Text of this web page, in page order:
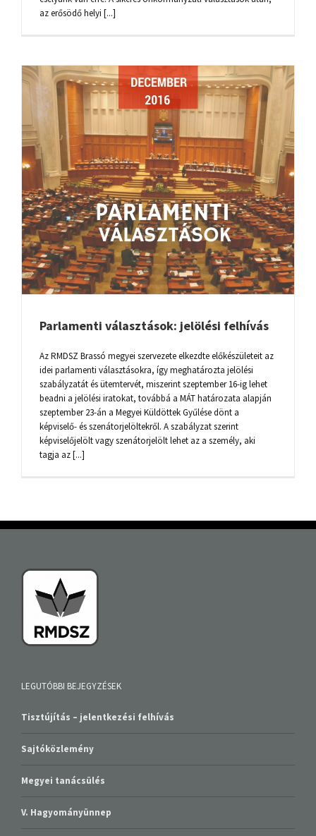
az erősödő helyi [...]
Parlamenti választások: jelölési felhívás
Az RMDSZ Brassó megyei szervezete elkezdte előkészületeit az
idei parlamenti választásokra, így meghatározta jelölési
szabályzatát és ütemtervét, miszerint szeptember 16-ig lehet
beadni a jelölési iratokat, továbbá a MÁT határozata alapján
szeptember 23-án a Megyei Küldöttek Gyűlése dönt a
képviselő- és szenátorjelöltekről. A szabályzat szerint
képviselőjelölt vagy szenátorjelölt lehet az a személy, aki
tagja az [...]
LEGUTÓBBI BEJEGYZÉSEK
Tisztújítás – jelentkezési felhívás
Sajtóközlemény
Megyei tanácsülés
V. Hagyományünnep